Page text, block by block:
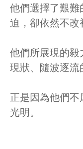
他們選擇了艱
迫，卻依然不改
他們所展現的
現狀、隨波逐流
正是因為他們
光明。